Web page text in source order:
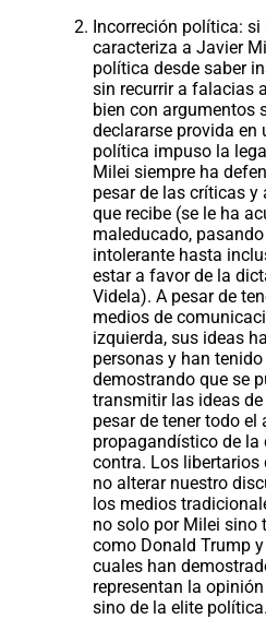
Incorreción política: si
caracteriza a Javier
política desde saber
sin recurrir a falacias
bien con argumentos
declararse provida en
política impuso la
Milei siempre ha
pesar de las críticas y
que recibe (se le ha
maleducado,
intolerante hasta
estar a favor de la
Videla). A pesar de
medios de
izquierda, sus ideas
personas y han
demostrando que se
transmitir las ideas
pesar de tener todo el
propagandístico de la
contra. Los libertarios
no alterar nuestro
los medios
no solo por Milei sino
como Donald Trump
cuales han
representan la
sino de la elite política.